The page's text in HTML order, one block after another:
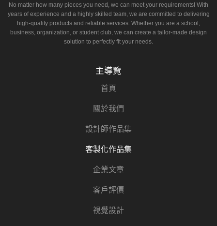
No matter how many pieces you need, we can meet your requirements! With
years of experience and a highly skilled team, we are committed to delivering
high-quality products and reliable services. Whether you are a school,
business, organization, or student club, we can create a tailor-made design
solution to perfectly fit your needs.
主導覽
首頁
關於我們
設計師作品集
客製化作品集
企業文章
客戶評價
視覺設計